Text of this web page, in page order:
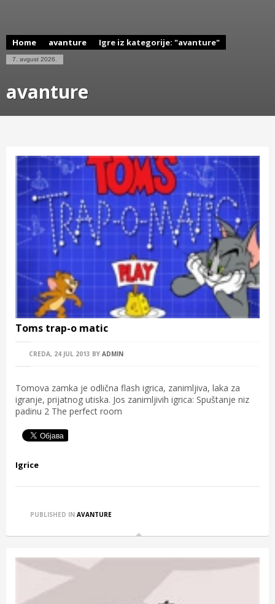
Home avanture Igre iz kategorije: "avanture"
7. avgust 2026.
avanture
Toms trap-o matic
CREDA, 24 JUL 2013 BY ADMIN
Tomova zamka je odlična flash igrica, zanimljiva, laka za
igranje, prijatnog utiska. Jos zanimljivih igrica: Spuštanje niz
padinu 2 The perfect room
Igrice
PUBLISHED IN AVANTURE